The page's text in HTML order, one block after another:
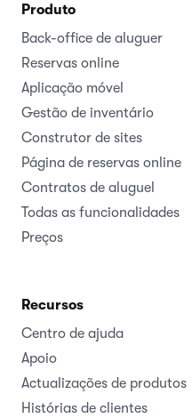
Produto
Back-office de aluguer
Reservas online
Aplicação móvel
Gestão de inventário
Construtor de sites
Página de reservas online
Contratos de aluguel
Todas as funcionalidades
Preços
Recursos
Centro de ajuda
Apoio
Actualizações de produtos
Histórias de clientes